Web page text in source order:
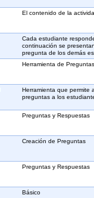
El contenido de la
Cada estudiante
continuación se
pregunta de los demás
Herramienta de
Herramienta que permite
preguntas a los
Preguntas y Respuestas
Creación de Preguntas
Preguntas y Respuestas
Básico